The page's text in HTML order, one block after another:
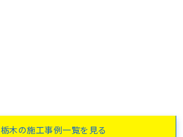
栃木の施工事例一覧を見る